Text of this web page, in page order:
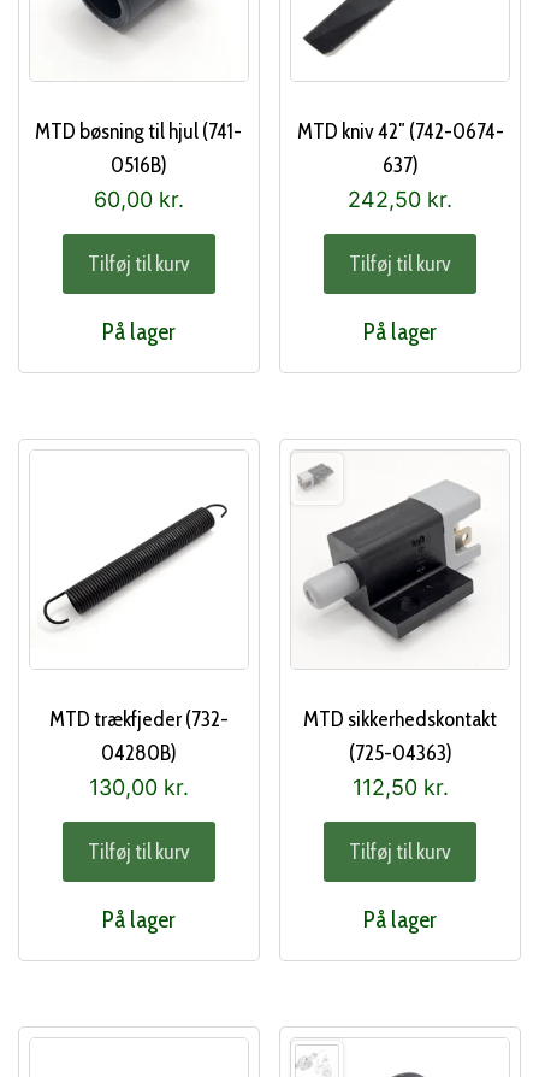
MTD bøsning til hjul (741-
0516B)
60,00 kr.
Tilføj til kurv
På lager
MTD kniv 42″ (742-0674-
637)
242,50 kr.
Tilføj til kurv
På lager
MTD trækfjeder (732-
04280B)
130,00 kr.
Tilføj til kurv
På lager
MTD sikkerhedskontakt
(725-04363)
112,50 kr.
Tilføj til kurv
På lager